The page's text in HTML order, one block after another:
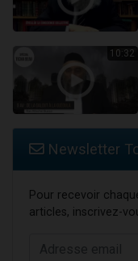
10:32
Newsletter
Pour recevoir
articles, inscrivez-